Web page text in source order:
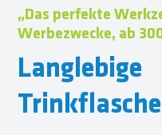
„Das perfekte
Werbezwecke, ab
Langlebige